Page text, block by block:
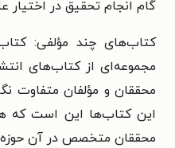
گام انجام تحقیق در اختیار
کتاب‌های چند مؤلفی:
مجموعه‌ای از کتاب‌های
محققان و مؤلفان متفاوت
این کتاب‌ها این است که
محققان متخصص در آن